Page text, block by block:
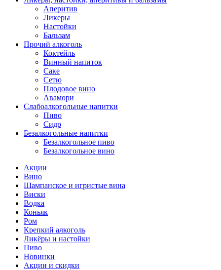
Аперитив
Ликеры
Настойки
Бальзам
Прочий алкоголь
Коктейль
Винный напиток
Саке
Сетю
Плодовое вино
Авамори
Слабоалкогольные напитки
Пиво
Сидр
Безалкогольные напитки
Безалкогольное пиво
Безалкогольное вино
Акции
Вино
Шампанское и игристые вина
Виски
Водка
Коньяк
Ром
Крепкий алкоголь
Ликёры и настойки
Пиво
Новинки
Акции и скидки